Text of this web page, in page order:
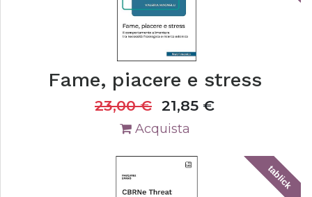
Fame, piacere e stress
23,00€ 21,85 €
Acquista
tablick